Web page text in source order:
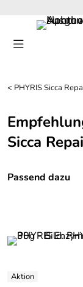
< PHYRIS Sicca
Sicca
Passend dazu